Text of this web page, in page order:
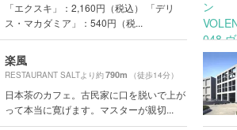
「エクスキ」：2,160円（税込） 「デリ
ス・マカダミア」：540円（税...
楽風
RESTAURANT SALTより約790m （徒歩14分）
日本茶のカフェ。古民家に口を脱いで上が
って本当に寛げます。マスターが親切...